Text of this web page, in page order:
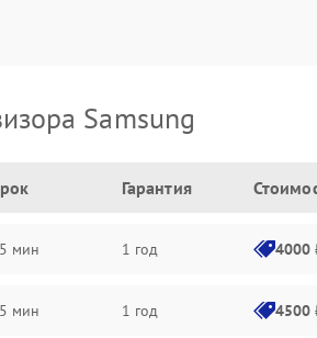
Samsung
Гарантия
мин 1 год 4000
мин 1 год 4500